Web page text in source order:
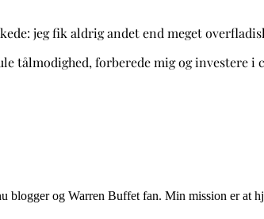
jeg fik aldrig andet end meget
tålmodighed, forberede mig og investere
blogger og Warren Buffet fan. Min mission er